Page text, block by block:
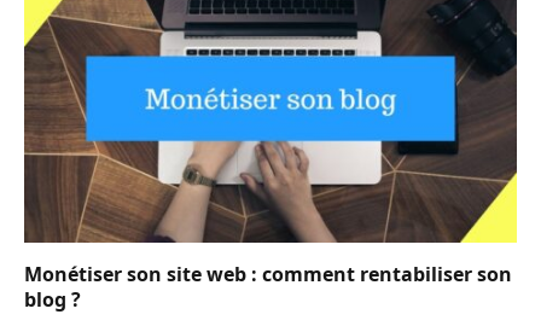
Monétiser son site web : comment rentabiliser son
blog ?